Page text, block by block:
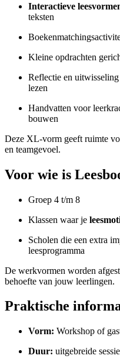
Interactieve
teksten
Kleine opdrachten
Reflectie en
lezen
Handvatten voor
bouwen
Deze XL-vorm geeft ruimte
en teamgevoel.
Voor wie is
Groep 4 t/m 8
Klassen waar je
Scholen die een extra
leesprogramma
De werkvormen worden
behoefte van jouw leerlingen.
Praktische
Vorm: Workshop of
Duur: uitgebreide